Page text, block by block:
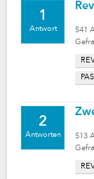
1
Antwort 541
2
Antworten 513